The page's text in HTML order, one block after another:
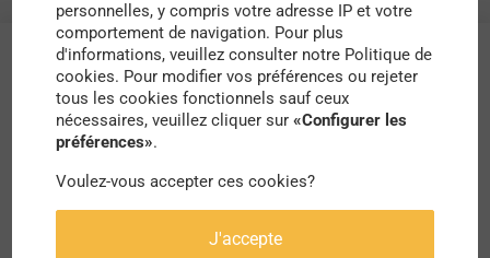
personnelles, y compris votre adresse IP et votre
comportement de navigation. Pour plus
d'informations, veuillez consulter notre Politique de
cookies. Pour modifier vos préférences ou rejeter
tous les cookies fonctionnels sauf ceux
nécessaires, veuillez cliquer sur«Configurer les
préférences».
Voulez-vous accepter ces cookies?
J'accepte